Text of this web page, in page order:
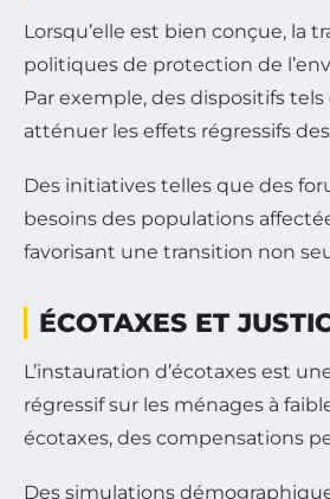
Lorsqu’elle est bien conçue,
politiques de protection de
Par exemple, des dispositifs
atténuer les effets régressifs
Des initiatives telles que des
besoins des populations
favorisant une transition non
ÉCOTAXES ET
L’instauration d’écotaxes est
régressif sur les ménages à
écotaxes, des compensations
Des simulations